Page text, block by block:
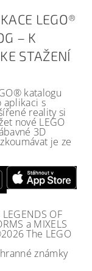
LEGO®
– K
STAŽENÍ
katalogu
aplikaci s
reality si
nové LEGO
3D
je ze
OF
a MIXELS
The LEGO
známky